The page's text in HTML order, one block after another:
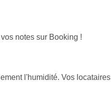
notes sur Booking !
l'humidité. Vos locataires